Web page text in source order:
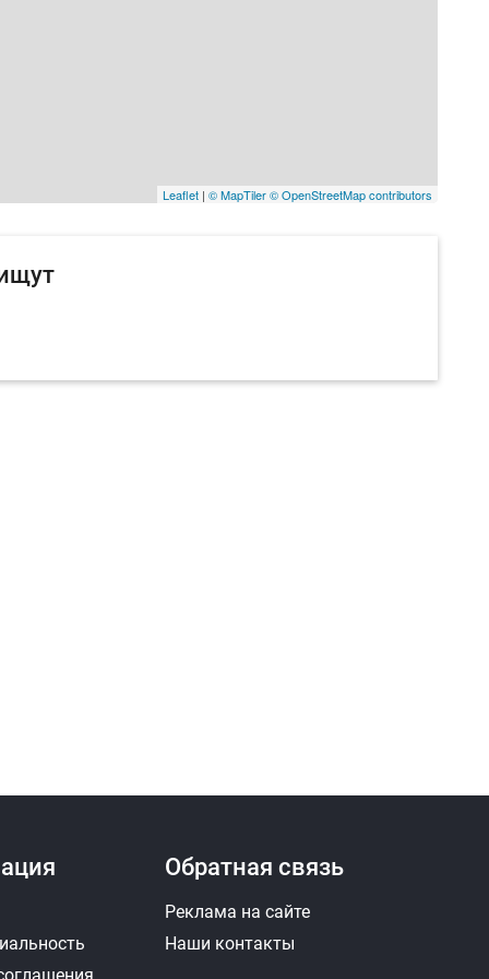
Leaflet | © MapTiler© OpenStreetMap contributors
Обратная связь
Реклама на сайте
Наши контакты